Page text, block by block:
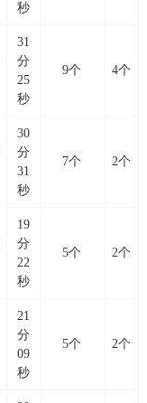
秒
31
分
25
秒
9个 4个
30
分
31
秒
7个 2个
19
分
22
秒
5个 2个
21
分
09
秒
5个 2个